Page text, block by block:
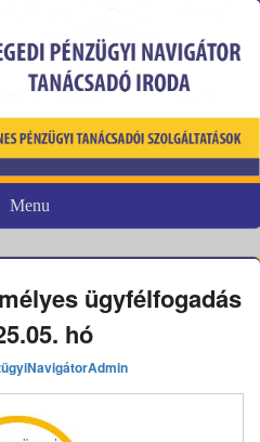
Menu
ügyfélfogadás
hó